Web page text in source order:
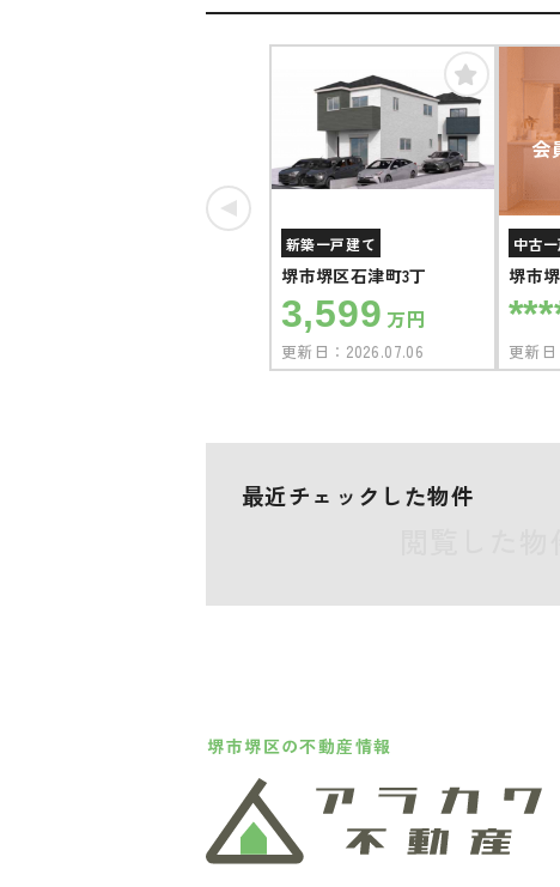
新築一戸建て
堺市堺区石津町3丁
3,599 万円
更新日： 2026.07.06
会
中古
堺市
更新日
最近チェックした物件
堺市堺区の不動産情報